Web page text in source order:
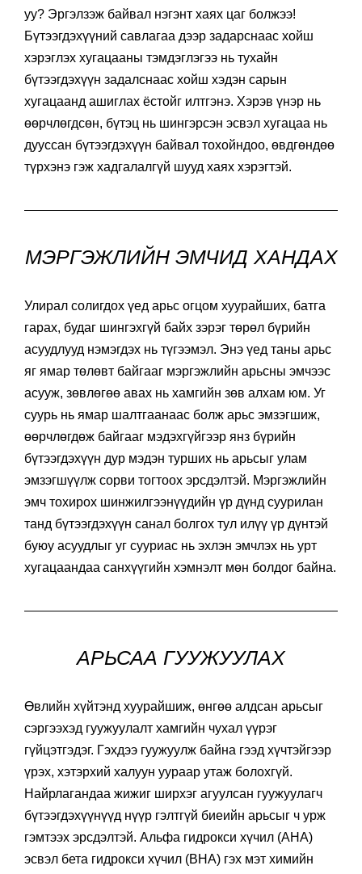
уу? Эргэлзэж байвал нэгэнт хаях цаг болжээ!
Бүтээгдэхүүний савлагаа дээр задарснаас хойш
хэрэглэх хугацааны тэмдэглэгээ нь тухайн
бүтээгдэхүүн задалснаас хойш хэдэн сарын
хугацаанд ашиглах ёстойг илтгэнэ. Хэрэв үнэр нь
өөрчлөгдсөн, бүтэц нь шингэрсэн эсвэл хугацаа нь
дууссан бүтээгдэхүүн байвал тохойндоо, өвдгөндөө
түрхэнэ гэж хадгалалгүй шууд хаях хэрэгтэй.
МЭРГЭЖЛИЙН ЭМЧИД ХАНДАХ
Улирал солигдох үед арьс огцом хуурайших, батга
гарах, будаг шингэхгүй байх зэрэг төрөл бүрийн
асуудлууд нэмэгдэх нь түгээмэл. Энэ үед таны арьс
яг ямар төлөвт байгааг мэргэжлийн арьсны эмчээс
асууж, зөвлөгөө авах нь хамгийн зөв алхам юм. Уг
суурь нь ямар шалтгаанаас болж арьс эмзэгшиж,
өөрчлөгдөж байгааг мэдэхгүйгээр янз бүрийн
бүтээгдэхүүн дур мэдэн турших нь арьсыг улам
эмзэгшүүлж сорви тогтоох эрсдэлтэй. Мэргэжлийн
эмч тохирох шинжилгээнүүдийн үр дүнд суурилан
танд бүтээгдэхүүн санал болгох тул илүү үр дүнтэй
буюу асуудлыг уг сууриас нь эхлэн эмчлэх нь урт
хугацаандаа санхүүгийн хэмнэлт мөн болдог байна.
АРЬСАА ГУУЖУУЛАХ
Өвлийн хүйтэнд хуурайшиж, өнгөө алдсан арьсыг
сэргээхэд гуужуулалт хамгийн чухал үүрэг
гүйцэтгэдэг. Гэхдээ гуужуулж байна гээд хүчтэйгээр
үрэх, хэтэрхий халуун уураар утаж болохгүй.
Найрлагандаа жижиг ширхэг агуулсан гуужуулагч
бүтээгдэхүүнүүд нүүр гэлтгүй биеийн арьсыг ч урж
гэмтээх эрсдэлтэй. Альфа гидрокси хүчил (AHA)
эсвэл бета гидрокси хүчил (BHA) гэх мэт химийн